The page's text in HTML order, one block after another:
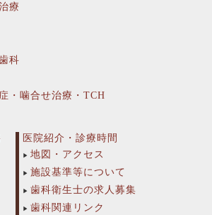
療
科
・噛合せ治療・TCH
医院紹介・診療時間
地図・アクセス
施設基準等について
歯科衛生士の求人募集
歯科関連リンク